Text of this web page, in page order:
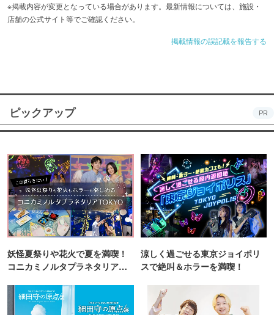
※掲載内容が変更となっている場合があります。最新情報については、施設・
店舗の公式サイト等でご確認ください。
掲載情報の誤記載を報告する
ピックアップ PR
妖怪夏祭りや花火で夏を満喫！
コニカミノルタプラネタリア
涼しく過ごせる東京ジョイポリ
スで絶叫＆ホラーを満喫！